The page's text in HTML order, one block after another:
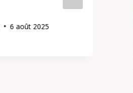
6 août 2025